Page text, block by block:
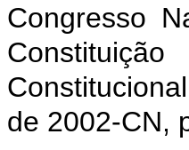
Congresso
de 2002-CN,